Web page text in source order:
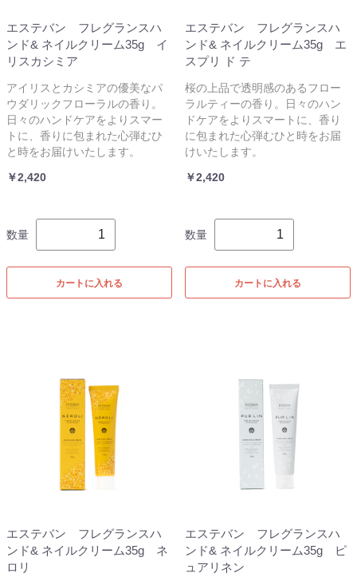
エステバン フレグランスハ
ンド& ネイルクリーム35g イ
リスカシミア
アイリスとカシミアの優美なパ
ウダリックフローラルの香り。
日々のハンドケアをよりスマー
トに、香りに包まれた心弾むひ
と時をお届けいたします。
￥2,420
数量
カートに入れる
エステバン フレグランスハ
ンド& ネイルクリーム35g エ
スプリ ド テ
桜の上品で透明感のあるフロー
ラルティーの香り。日々のハン
ドケアをよりスマートに、香り
に包まれた心弾むひと時をお届
けいたします。
￥2,420
数量
カートに入れる
エステバン フレグランスハ
ンド& ネイルクリーム35g ネ
ロリ
エステバン フレグランスハ
ンド& ネイルクリーム35g ピ
ュアリネン